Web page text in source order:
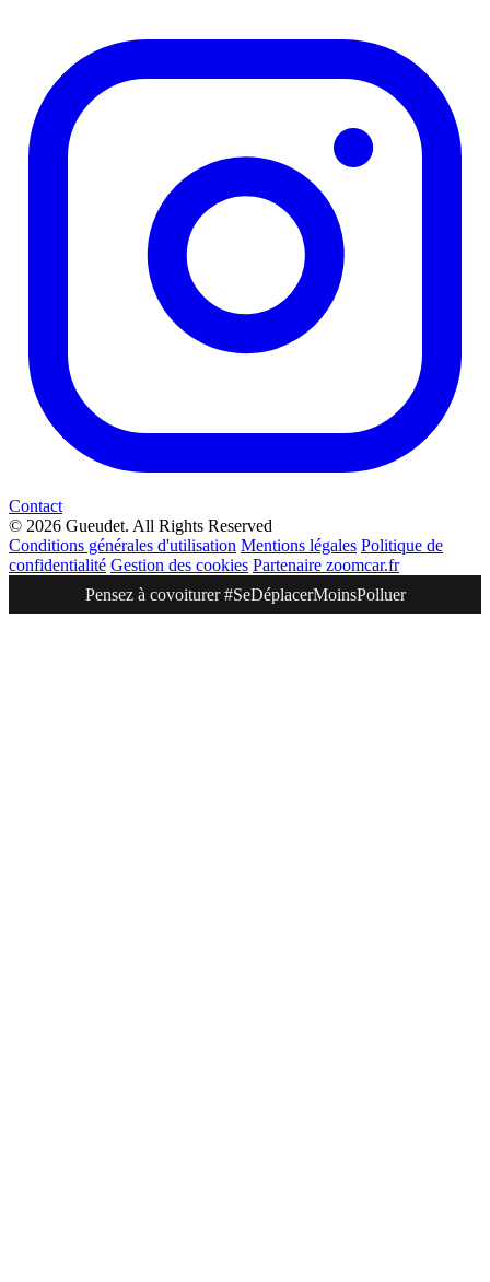
Contact
© 2026 Gueudet. All Rights Reserved
Conditions générales d'utilisation Mentions légales Politique de
confidentialité Gestion des cookies Partenaire zoomcar.fr
Pensez à covoiturer #SeDéplacerMoinsPolluer